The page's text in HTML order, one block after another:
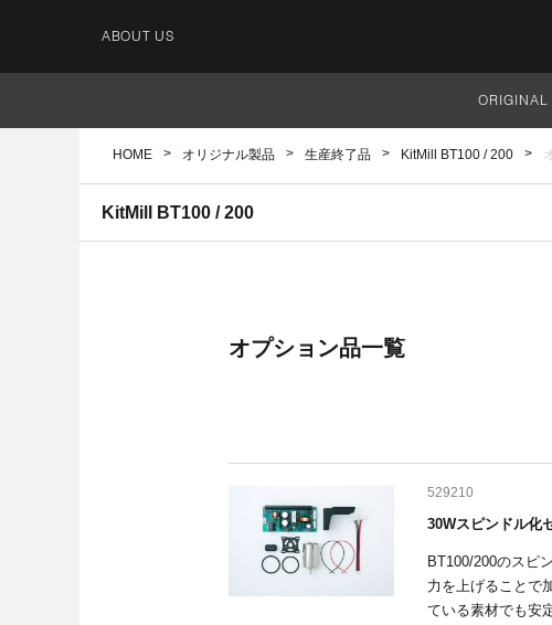
ABOUT US
ORIGINAL
HOME オリジナル製品 生産終了品 KitMill BT100 / 200
KitMill BT100 / 200
オプション品一覧
529210
30Wスピンドル化
BT100/200のスピ
力を上げることで
ている素材でも安